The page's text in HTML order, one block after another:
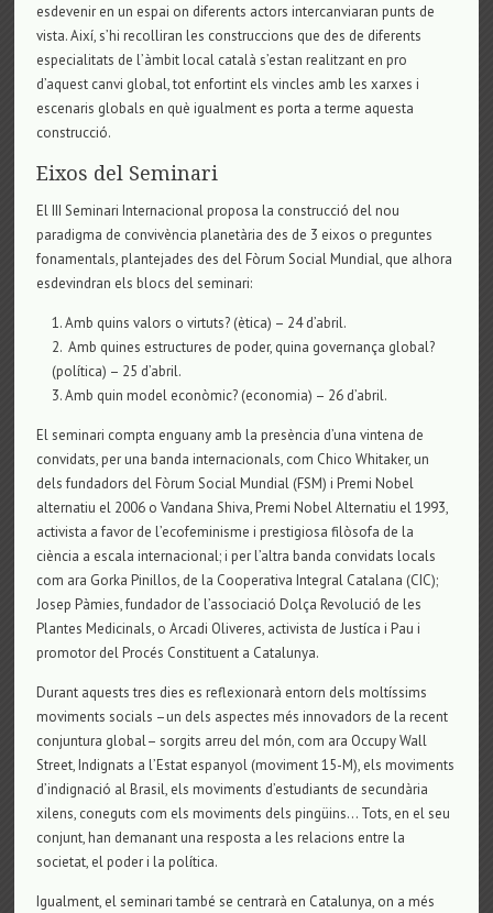
esdevenir en un espai on diferents actors intercanviaran punts de
vista. Així, s’hi recolliran les construccions que des de diferents
especialitats de l’àmbit local català s’estan realitzant en pro
d’aquest canvi global, tot enfortint els vincles amb les xarxes i
escenaris globals en què igualment es porta a terme aquesta
construcció.
Eixos del Seminari
El III Seminari Internacional proposa la construcció del nou
paradigma de convivència planetària des de 3 eixos o preguntes
fonamentals, plantejades des del Fòrum Social Mundial, que alhora
esdevindran els blocs del seminari:
Amb quins valors o virtuts? (ètica) – 24 d’abril.
Amb quines estructures de poder, quina governança global?
(política) – 25 d’abril.
Amb quin model econòmic? (economia) – 26 d’abril.
El seminari compta enguany amb la presència d’una vintena de
convidats, per una banda internacionals, com Chico Whitaker, un
dels fundadors del Fòrum Social Mundial (FSM) i Premi Nobel
alternatiu el 2006 o Vandana Shiva, Premi Nobel Alternatiu el 1993,
activista a favor de l’ecofeminisme i prestigiosa filòsofa de la
ciència a escala internacional; i per l’altra banda convidats locals
com ara Gorka Pinillos, de la Cooperativa Integral Catalana (CIC);
Josep Pàmies, fundador de l’associació Dolça Revolució de les
Plantes Medicinals, o Arcadi Oliveres, activista de Justíca i Pau i
promotor del Procés Constituent a Catalunya.
Durant aquests tres dies es reflexionarà entorn dels moltíssims
moviments socials –un dels aspectes més innovadors de la recent
conjuntura global– sorgits arreu del món, com ara Occupy Wall
Street, Indignats a l’Estat espanyol (moviment 15-M), els moviments
d’indignació al Brasil, els moviments d’estudiants de secundària
xilens, coneguts com els moviments dels pingüins… Tots, en el seu
conjunt, han demanant una resposta a les relacions entre la
societat, el poder i la política.
Igualment, el seminari també se centrarà en Catalunya, on a més